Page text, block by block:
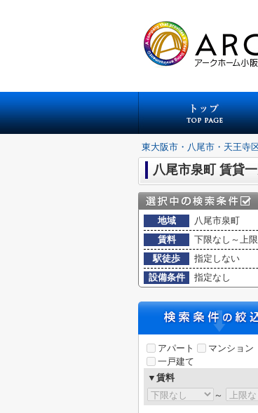
東大阪市・八尾市・天王寺
八尾市泉町 賃貸
地域
八尾市泉町
賃料
下限なし～上
駅徒歩
指定しない
設備条件
指定なし
アパート
マンション
一戸建て
▼賃料
～